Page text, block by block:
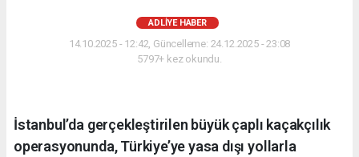
ADLIYE HABER
14.10.2025 - 12:42, Güncelleme: 24.12.2025 - 23:08
5797+ kez okundu.
İstanbul’da gerçekleştirilen büyük çaplı kaçakçılık
operasyonunda, Türkiye’ye yasa dışı yollarla